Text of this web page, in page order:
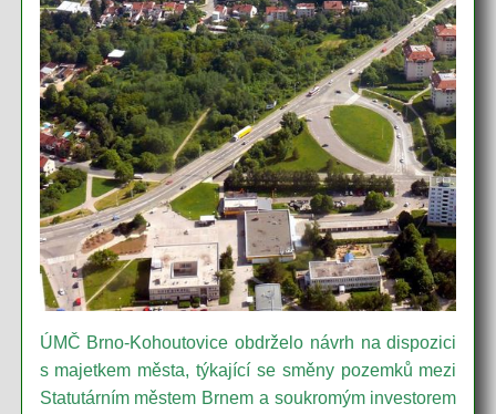
ÚMČ Brno-Kohoutovice obdrželo návrh na dispozici
s majetkem města, týkající se směny pozemků mezi
Statutárním městem Brnem a soukromým investorem